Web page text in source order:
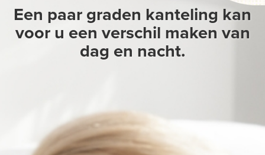
Een paar graden kanteling kan
voor u een verschil maken van
dag en nacht.